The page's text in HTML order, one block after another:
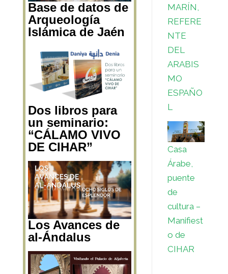
Base de datos de
Arqueología
Islámica de Jaén
Dos libros para
un seminario:
“CÁLAMO VIVO
DE CIHAR”
Los Avances de
al-Ándalus
MARÍN,
REFERE
NTE
DEL
ARABIS
MO
ESPAÑO
L
Casa
Árabe,
puente
de
cultura –
Manifiest
o de
CIHAR